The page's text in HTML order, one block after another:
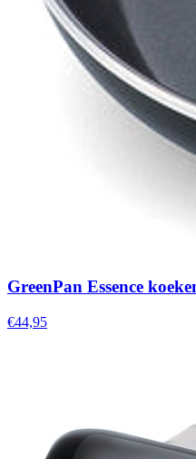
GreenPan Essence
€44,95